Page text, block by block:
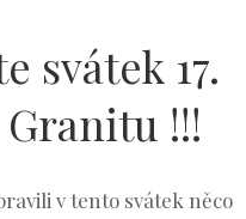
svátek 17.
!!!
v tento svátek něco